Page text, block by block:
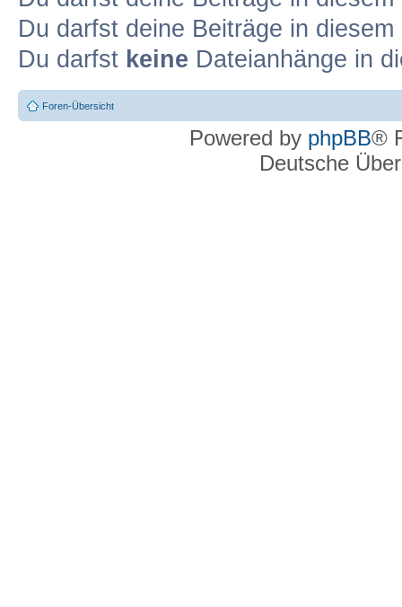
Du darfst deine Beiträge in
Du darfst keine Dateianhänge in
Foren-Übersicht
Powered by phpBB®
Deutsche